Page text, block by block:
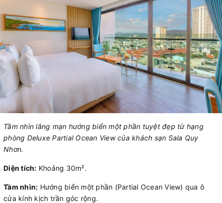
Tầm nhìn lãng mạn hướng biển một phần tuyệt đẹp từ hạng
phòng Deluxe Partial Ocean View của khách sạn Sala Quy
Nhơn.
Diện tích: Khoảng 30m².
Tầm nhìn: Hướng biển một phần (Partial Ocean View) qua ô
cửa kính kịch trần góc rộng.